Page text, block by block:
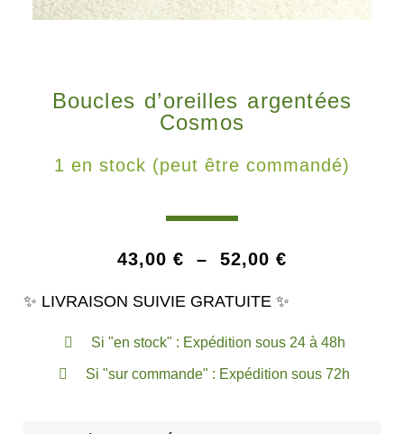
Boucles d’oreilles argentées
Cosmos
1 en stock (peut être commandé)
43,00 € – 52,00 €
✨ LIVRAISON SUIVIE GRATUITE ✨
Si "en stock" : Expédition sous 24 à 48h
Si "sur commande" : Expédition sous 72h